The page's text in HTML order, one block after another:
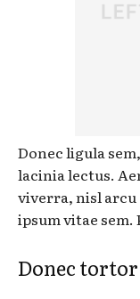
Donec ligula
lacinia lectus.
viverra, nisl arcu
ipsum vitae
Donec